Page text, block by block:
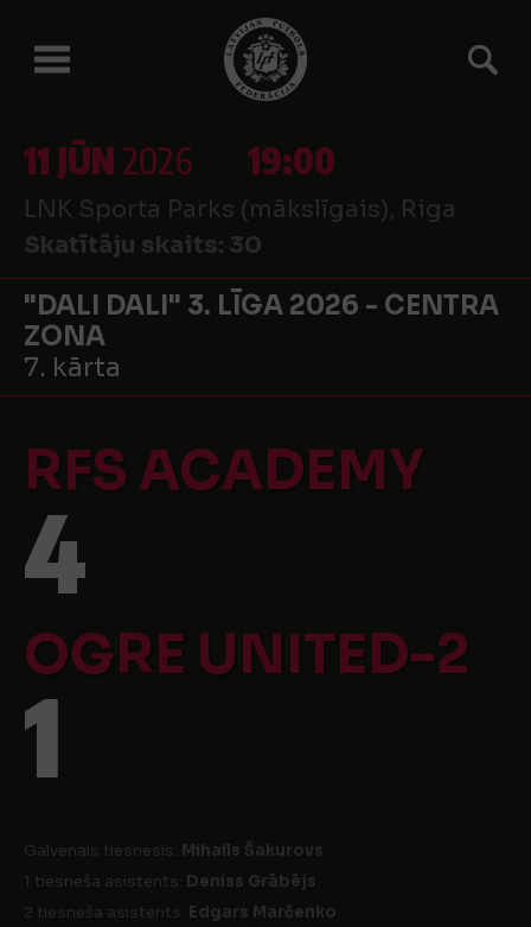
11 JŪN2026 19:00
LNK Sporta Parks (mākslīgais), Riga
Skatītāju skaits: 30
"DALI DALI" 3. LĪGA 2026 - CENTRA
ZONA
7. kārta
RFS ACADEMY
4
OGRE UNITED-2
1
Galvenais tiesnesis: Mihails Šakurovs
1 tiesneša asistents: Deniss Grābējs
2 tiesneša asistents: Edgars Marčenko